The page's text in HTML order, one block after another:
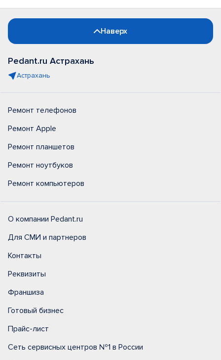
Наверх
Pedant.ru Астрахань
Астрахань
Ремонт телефонов
Ремонт Apple
Ремонт планшетов
Ремонт ноутбуков
Ремонт компьютеров
О компании Pedant.ru
Для СМИ и партнеров
Контакты
Реквизиты
Франшиза
Готовый бизнес
Прайс-лист
Сеть сервисных центров №1 в России